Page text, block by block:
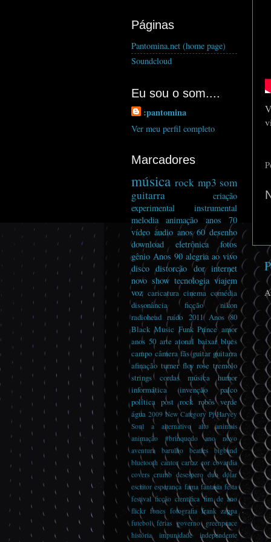
Páginas
Pantomina.net (home page)
Soundcloud
Eu sou o som....
:pantomina
Ver meu perfil completo
Marcadores
música rock mp3 som
guitarra
criação
experimental
instrumental
melodia
animação
anos 70
vídeo áudio anos 60 desenho
download
eletrônica
fotos
gênio Anos 90 alegria ao vivo
disco distorcão dor internet
novo show tecnologia viajem
voz caricatura cinema comédia
dissonância
ficção
nikon
radiohead ruído 2011 Anos 80
Black Music Funk Prince amor
anos 50 arte atonal baixar blues
campo câmera fãs guitar guitarra
afinação turner floy rose tremolo
strings cordas música
humor
informática
invenção
palco
política post rock robôs verde
água 2009 New Category Pj Harvey
Soul
a alternativo alto
animais
animação #brinquedo
ano novo
aventura
barulho beatles
bigband
bluetooth cantor cartaz cor covardia
covers crumb desespero duo dólar
escritor esperança fama fantasia festa
festival ficção científica fim de ano
flickr fones fotografia frank zappa
futebol
férias governo
greenpeace
história
impunidade
independente